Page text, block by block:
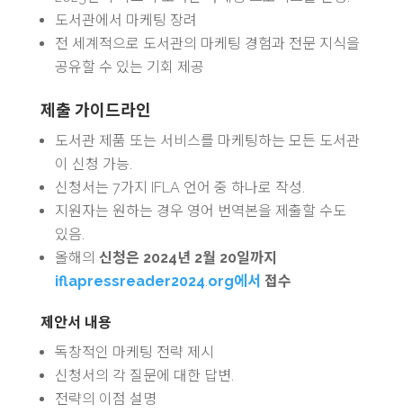
도서관에서 마케팅 장려
전 세계적으로 도서관의 마케팅 경험과 전문 지식을
공유할 수 있는 기회 제공
제출 가이드라인
도서관 제품 또는 서비스를 마케팅하는 모든 도서관
이 신청 가능.
신청서는 7가지 IFLA 언어 중 하나로 작성.
지원자는 원하는 경우 영어 번역본을 제출할 수도
있음.
올해의 신청은 2024년 2월 20일까지
iflapressreader2024.org에서 접수
제안서 내용
독창적인 마케팅 전략 제시
신청서의 각 질문에 대한 답변.
전략의 이점 설명